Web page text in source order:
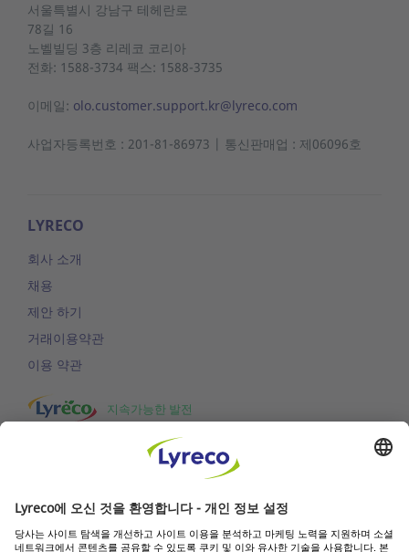
서울특별시 강남구 테헤란로
78길 16
노벨빌딩 3층 리레코 코리아
전화: 1588-3734 팩스: 1588-3735
이메일: olo.customer.support.kr@lyreco.com
사업자등록번호 : 201-81-86973 | 통신판매업 : 제06096호
LYRECO
회사 소개
채용
제안 하기
거래이용약관
이용 약관
지속가능한 발전
무료배송
2만원 이상 구매시